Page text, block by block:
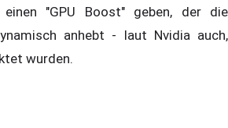
einen "GPU Boost" geben, der die
anhebt - laut Nvidia auch,
wurden.